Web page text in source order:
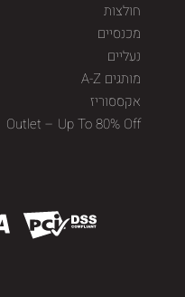
חולצות
מכנסיים
נעליים
מותגים A-Z
אקססוריז
Outlet – Up To 80% Off